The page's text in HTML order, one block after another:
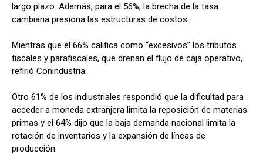
largo plazo. Además, para el 56%, la brecha de la tasa
cambiaria presiona las estructuras de costos.
Mientras que el 66% califica como “excesivos” los tributos
fiscales y parafiscales, que drenan el flujo de caja operativo,
refirió Conindustria.
Otro 61% de los indiustriales respondió que la dificultad para
acceder a moneda extranjera limita la reposición de materias
primas y el 64% dijo que la baja demanda nacional limita la
rotación de inventarios y la expansión de líneas de
producción.